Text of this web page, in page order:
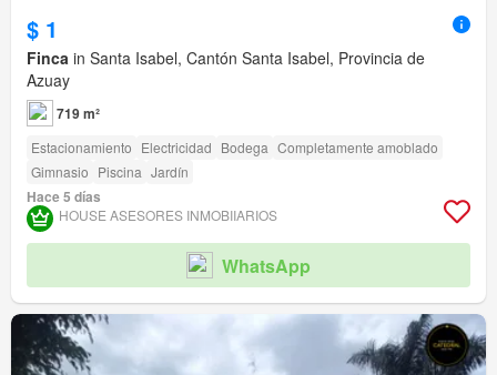
$ 1
Finca in Santa Isabel, Cantón Santa Isabel, Provincia de
Azuay
719 m²
Estacionamiento Electricidad Bodega Completamente amoblado
Gimnasio Piscina Jardín
Hace 5 días
HOUSE ASESORES INMOBIIARIOS
WhatsApp